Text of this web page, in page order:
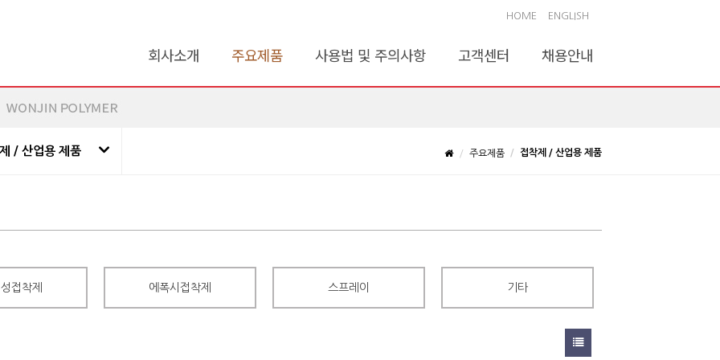
HOME ENGLISH
회사소개 주요제품 사용법 및 주의사항 고객센터 채용안내
/ 산업용 제품 주요제품 접착제 / 산업용 제품
접착제 에폭시접착제 스프레이 기타